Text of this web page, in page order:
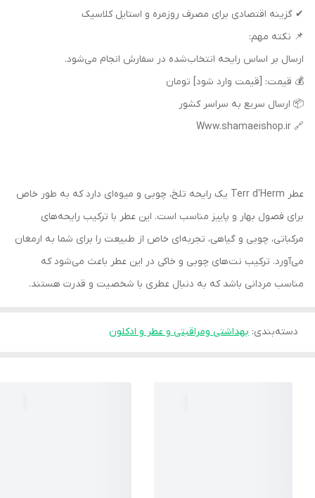
✔ گزینه اقتصادی برای مصرف روزمره و استایل کلاسیک
📌 نکته مهم:
ارسال بر اساس رایحه انتخاب‌شده در سفارش انجام می‌شود.
💰 قیمت: [قیمت وارد شود] تومان
📦 ارسال سریع به سراسر کشور
🔗 Www.shamaeishop.ir
عطر Terr d'Herm یک رایحه تلخ، چوبی و میوه‌ای دارد که به طور خاص
برای فصول بهار و پاییز مناسب است. این عطر با ترکیب رایحه‌های
مرکباتی، چوبی و گیاهی، تجربه‌ای خاص از طبیعت را برای شما به ارمغان
می‌آورد. ترکیب نت‌های چوبی و خاکی در این عطر باعث می‌شود که
مناسب مردانی باشد که به دنبال عطری با شخصیت و قدرت هستند.
دسته‌بندی: بهداشتی ومراقبتی و عطر و ادکلون